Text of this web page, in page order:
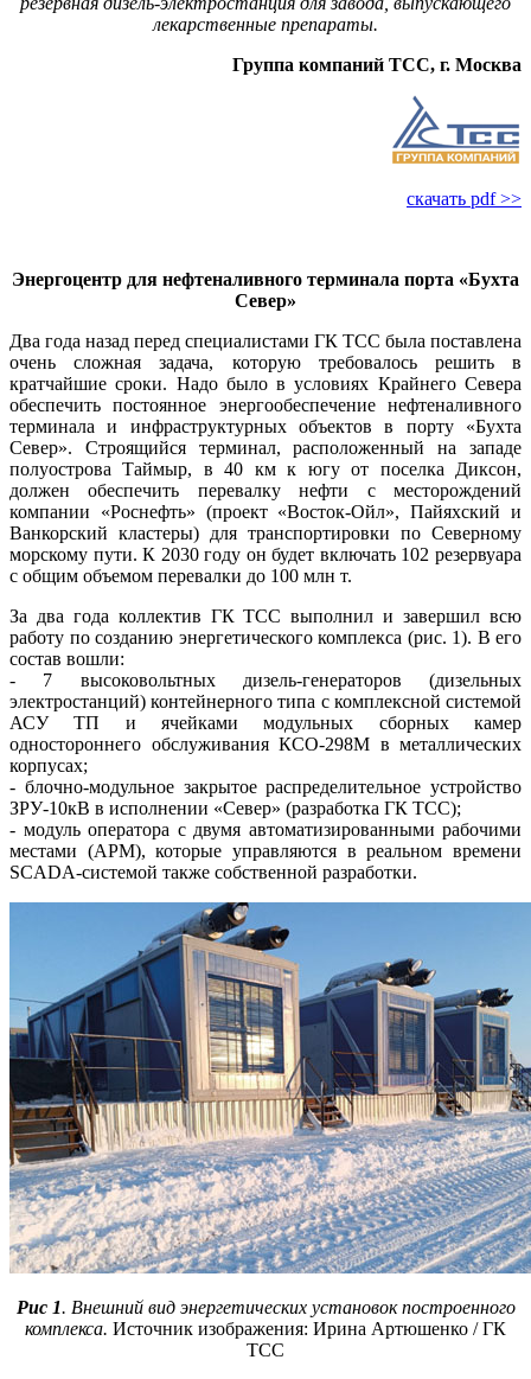
лекарственные препараты.
Группа компаний ТСС, г. Москва
скачать pdf >>
Энергоцентр для нефтеналивного терминала порта «Бухта
Север»
Два года назад перед специалистами ГК ТСС бы­ла поставлена
очень сложная задача, которую требовалось решить в
кратчайшие сроки. На­до бы­ло в условиях Крайнего Севера
обеспечить постоянное энергообеспечение нефтеналивного
терминала и инфраструктурных объектов в порту «Бухта
Север». Строящийся терминал, расположенный на западе
полуострова Таймыр, в 40 км к югу от поселка Диксон,
должен обеспечить перевалку нефти с месторождений
компании «Роснефть» (проект «Восток-Ойл», Пайяхский и
Ванкорский кластеры) для транспортировки по Северному
морскому пу­ти. К 2030 го­ду он будет включать 102 резервуара
с общим объемом перевалки до 100 млн т.
За два года коллектив ГК ТСС выполнил и завершил всю
работу по созданию энергетического комплекса (рис. 1). В его
состав вошли:
- 7 высоковольтных дизель-генераторов (дизельных
электростанций) контейнерного ти­па с комплексной системой
АСУ ТП и ячейками модульных сборных камер
одностороннего обслуживания КСО‑298М в металлических
корпусах;
- блочно-модульное закрытое распределительное устройство
ЗРУ‑10кВ в исполнении «Север» (разработка ГК ТСС);
- модуль оператора с двумя автоматизированными рабочими
местами (АРМ), которые управляются в реальном времени
SCADA-системой также собственной разработки.
Рис 1. Внешний вид энергетических установок построенного
комплекса. Источник изображения: Ирина Артюшенко / ГК
ТСС